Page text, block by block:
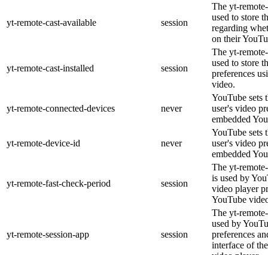
yt-remote-cast-available session
The yt-
used to store
regarding
on their
yt-remote-cast-installed session
The yt-
used to store
preferences
video.
yt-remote-connected-devices never
YouTube sets
user's video
embedded
yt-remote-device-id never
YouTube sets
user's video
embedded
yt-remote-fast-check-period session
The yt-
is used by
video player
YouTube
yt-remote-session-app session
The yt-
used by
preferences
interface of